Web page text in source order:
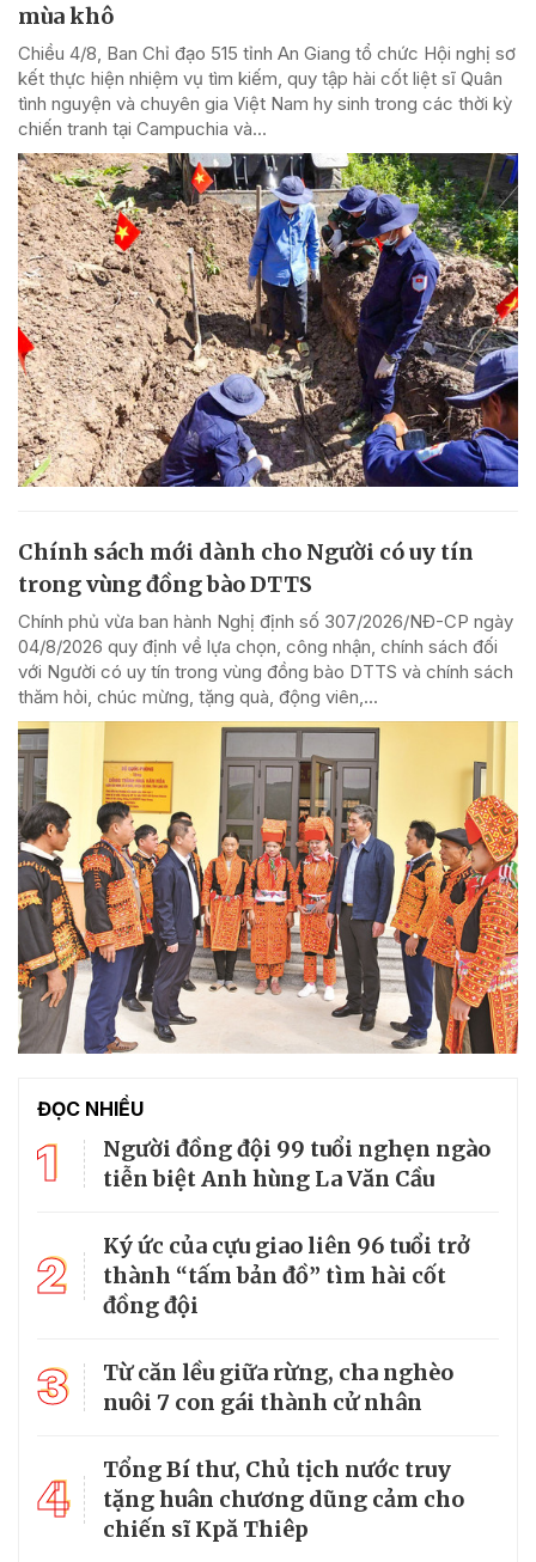
mùa khô
Chiều 4/8, Ban Chỉ đạo 515 tỉnh An Giang tổ chức Hội nghị sơ
kết thực hiện nhiệm vụ tìm kiếm, quy tập hài cốt liệt sĩ Quân
tình nguyện và chuyên gia Việt Nam hy sinh trong các thời kỳ
chiến tranh tại Campuchia và...
Chính sách mới dành cho Người có uy tín
trong vùng đồng bào DTTS
Chính phủ vừa ban hành Nghị định số 307/2026/NĐ-CP ngày
04/8/2026 quy định về lựa chọn, công nhận, chính sách đối
với Người có uy tín trong vùng đồng bào DTTS và chính sách
thăm hỏi, chúc mừng, tặng quà, động viên,...
ĐỌC NHIỀU
1
Người đồng đội 99 tuổi nghẹn ngào
tiễn biệt Anh hùng La Văn Cầu
2
Ký ức của cựu giao liên 96 tuổi trở
thành “tấm bản đồ” tìm hài cốt
đồng đội
3
Từ căn lều giữa rừng, cha nghèo
nuôi 7 con gái thành cử nhân
4
Tổng Bí thư, Chủ tịch nước truy
tặng huân chương dũng cảm cho
chiến sĩ Kpă Thiêp